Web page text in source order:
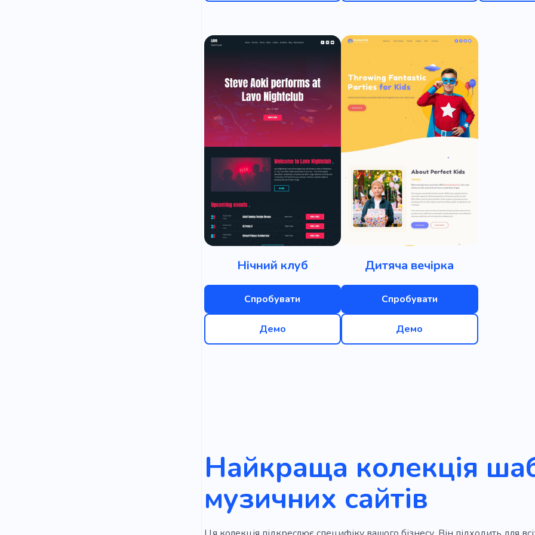
Дошкільний заклад
Народження Вагітність Діти
Супроводжуюча няня Булочки
Дитячий кінно-спортивний клуб
Кондитерські вироби
Невимушений
Англомовний спікінг клуб Верхова їзда
Подарунок для інших
Подарункові набори Уряд
Нічний клуб
Спробувати
Демо
Дитяча вечірка
Спробувати
Демо
Найкраща колекція
музичних сайтів